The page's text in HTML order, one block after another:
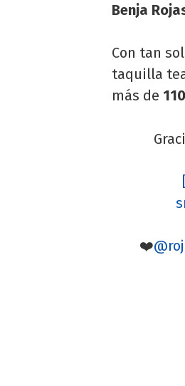
Benja
Con tan
taquilla
más de
❤️